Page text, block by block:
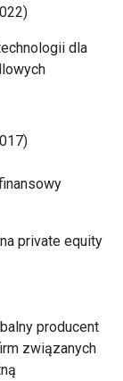
dla
private equity
producent
związanych